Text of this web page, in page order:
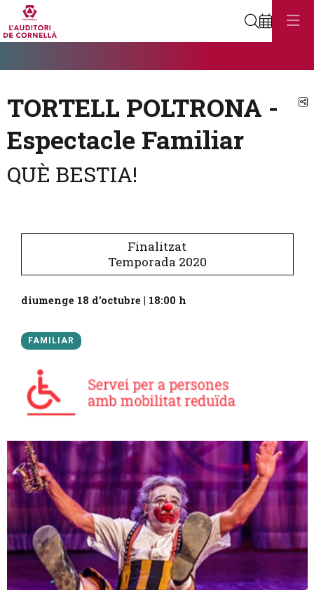
Cerca
TORTELL POLTRONA -
Espectacle Familiar
QUÈ BESTIA!
Finalitzat
Temporada 2020
diumenge 18 d’octubre | 18:00 h
FAMILIAR